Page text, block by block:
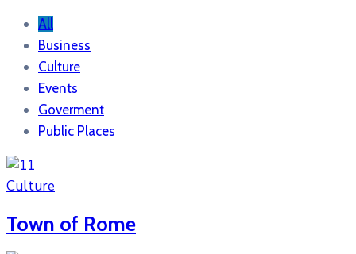
All
Business
Culture
Events
Goverment
Public Places
Culture
Town of Rome